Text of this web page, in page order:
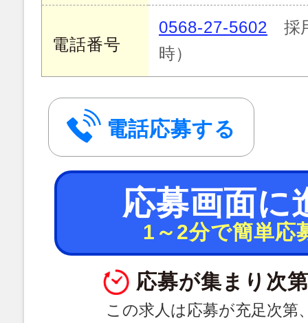
電話番号
0568-27-5602 採
時）
電話応募する
応募画面に
1～2分で簡単応
応募が集まり次
この求人は応募が充足次第